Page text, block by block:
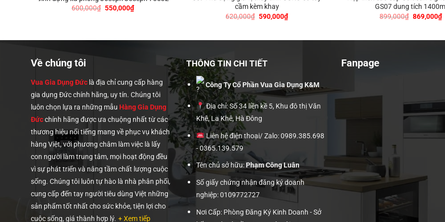
600,000₫ Giá
550,000₫Giá
hiện
cầm kèm khay
620,000₫ Giá
590,000₫Giá
hiện
GS07 dung tích 1400ml
899,000₫ Giá
869,000₫
Về chúng tôi
Vua Gia Dụng Đức là địa chỉ cung cấp hàng
gia dụng Đức chính hãng, uy tín. Chúng tôi
luôn chọn lựa ra những mẫu Hàng Gia Dụng
Đứcchính hãng được ưa chuộng nhất từ các
thương hiệu nổi tiếng mang về phục vụ khách
hàng Việt, với phương châm làm việc là lấy
con người làm trung tâm, mọi hoạt động đều
vì sự phát triển và nâng tầm chất lượng cuộc
sống. Chúng tôi luôn tự hào là nhà phân phối,
cung cấp đến tay người tiêu dùng Việt những
sản phẩm tốt nhất cho sức khỏe, tiện lợi cho
cuộc sống, giá thành hợp lý. + Xem tiếp
THÔNG TIN CHI TIẾT
Công Ty Cổ Phần Vua Gia Dụng K&M
Địa chỉ: Số 34 liền kề 5, Khu đô thị Văn
Khê, La Khê, Hà Đông
Liên hệ điện thoại/ Zalo: 0989.385.698
- 0365.139.579
Tên chủ sở hữu: Phạm Công Luân
Số giấy chứng nhận đăng ký doanh
nghiệp: 0109772727
Nơi Cấp: Phòng Đăng Ký Kinh Doanh - Sở
Fanpage